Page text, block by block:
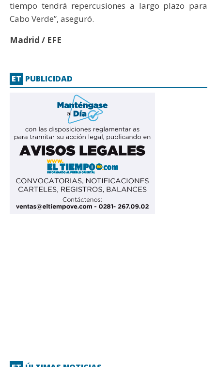
tiempo tendrá repercusiones a largo plazo para
Cabo Verde”, aseguró.
Madrid / EFE
ET PUBLICIDAD